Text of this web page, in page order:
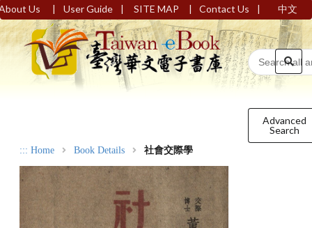
Us | User Guide | SITE MAP | Contact Us | 中文
Advanced
Search
::: Home Book Details 社會交際學